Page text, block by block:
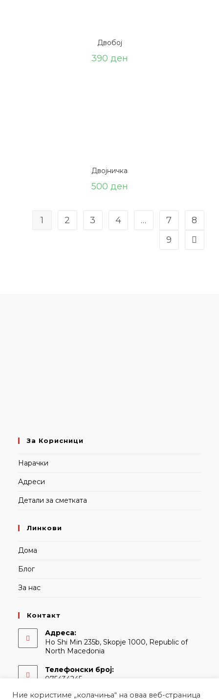
Двобој
390 ден
Двојничка
500 ден
1 2 3 4 … 7
8
9
За Корисници
Нарачки
Адреси
Детали за сметката
Линкови
Дома
Блог
За нас
Контакт
Адреса:
Ho Shi Min 235b, Skopje 1000, Republic of
North Macedonia
Телефонски број:
075434245
Ние користиме „колачиња“ на оваа веб-страница